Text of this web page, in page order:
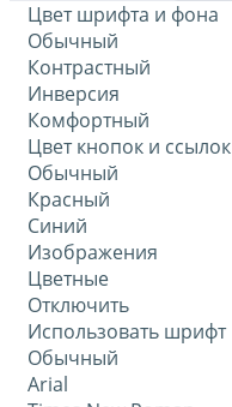
Цвет шрифта и фона
Обычный
Контрастный
Инверсия
Комфортный
Цвет кнопок и ссылок
Обычный
Красный
Синий
Изображения
Цветные
Отключить
Использовать шрифт
Обычный
Arial